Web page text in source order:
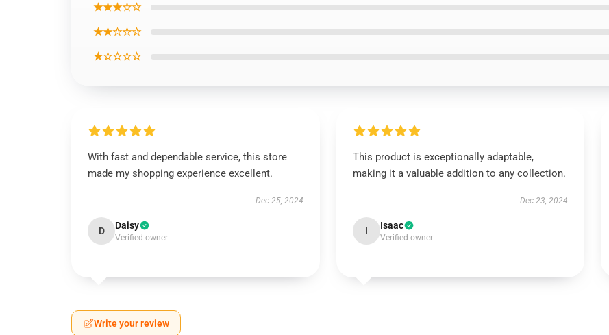
★★★☆☆
★★☆☆☆
★☆☆☆☆
With fast and dependable service, this store
made my shopping experience excellent.
Dec 25, 2024
D Daisy
Verified owner
This product is exceptionally adaptable,
making it a valuable addition to any collection.
Dec 23, 2024
I Isaac
Verified owner
Write your review